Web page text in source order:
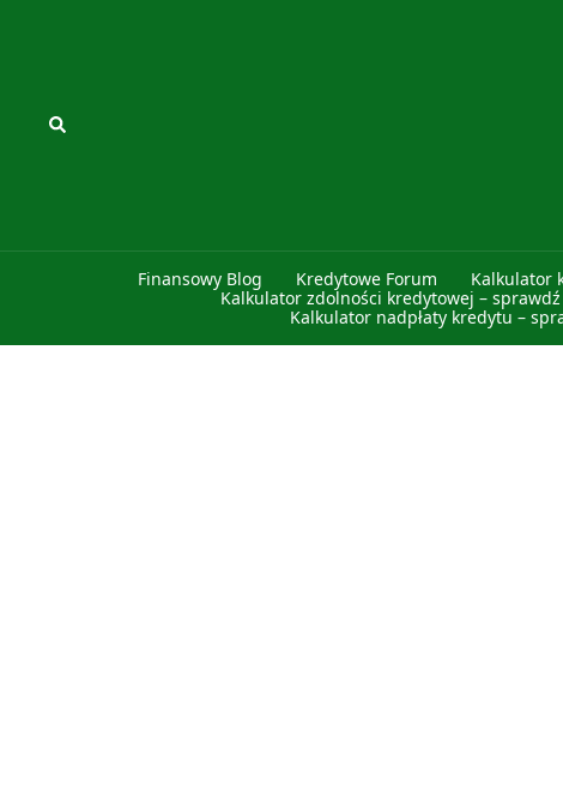
Szukaj
Finansowy Blog Kredytowe Forum Kalkulator
Kalkulator zdolności kredytowej –
Kalkulator nadpłaty kredytu –